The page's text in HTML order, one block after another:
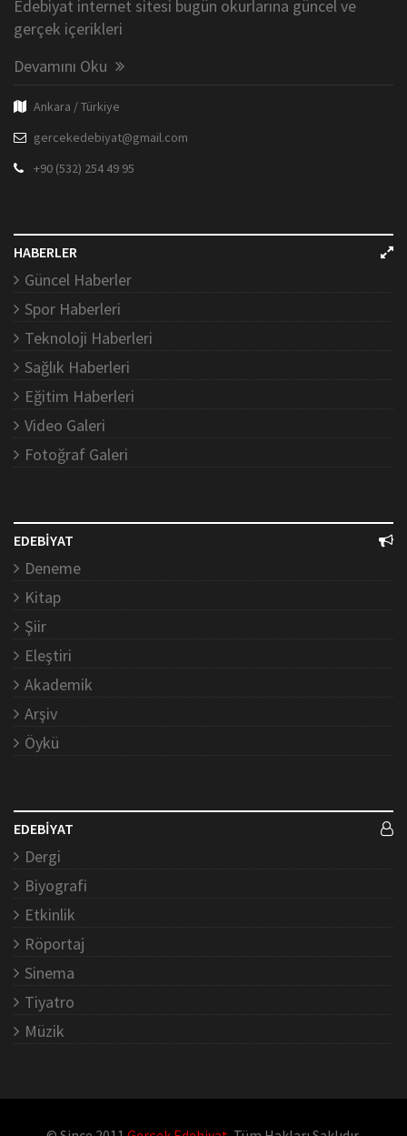
Edebiyat internet sitesi bugün okurlarına güncel ve
gerçek içerikleri
Devamını Oku
Ankara / Türkiye
gercekedebiyat@gmail.com
+90 (532) 254 49 95
HABERLER
Güncel Haberler
Spor Haberleri
Teknoloji Haberleri
Sağlık Haberleri
Eğitim Haberleri
Video Galeri
Fotoğraf Galeri
EDEBİYAT
Deneme
Kitap
Şiir
Eleştiri
Akademik
Arşiv
Öykü
EDEBİYAT
Dergi
Biyografi
Etkinlik
Röportaj
Sinema
Tiyatro
Müzik